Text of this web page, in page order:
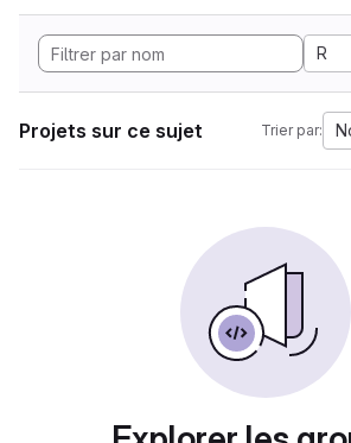
R
Projets sur ce sujet Trier par: